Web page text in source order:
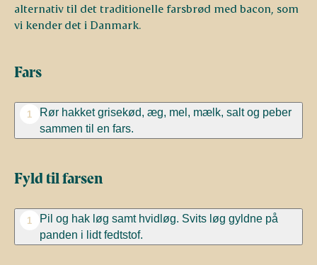
alternativ til det traditionelle farsbrød med bacon, som
vi kender det i Danmark.
Fars
1
Rør hakket grisekød, æg, mel, mælk, salt og peber
sammen til en fars.
Fyld til farsen
1
Pil og hak løg samt hvidløg. Svits løg gyldne på
panden i lidt fedtstof.